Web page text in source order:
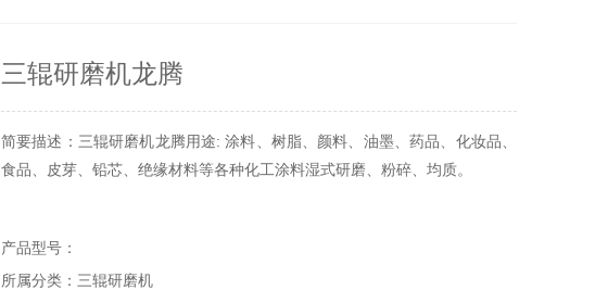
三辊研磨机龙腾
简要描述：三辊研磨机龙腾用途: 涂料、树脂、颜料、油墨、药品、化妆品、
食品、皮芽、铅芯、绝缘材料等各种化工涂料湿式研磨、粉碎、均质。
产品型号：
所属分类：三辊研磨机